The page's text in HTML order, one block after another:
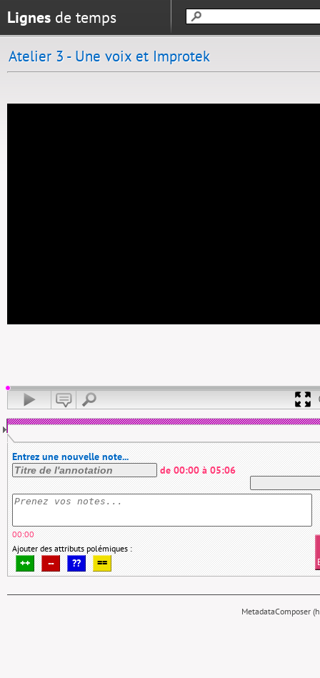
Lignes de temps
Atelier 3 - Une voix et Improtek
Entrez une nouvelle note...
de 00:00 à 05:06
00:00
Ajouter des attributs polémiques :
++ -- ?? ==
MetadataComposer